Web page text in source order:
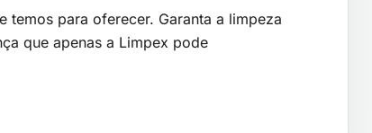
temos para oferecer. Garanta a limpeza
que apenas a Limpex pode